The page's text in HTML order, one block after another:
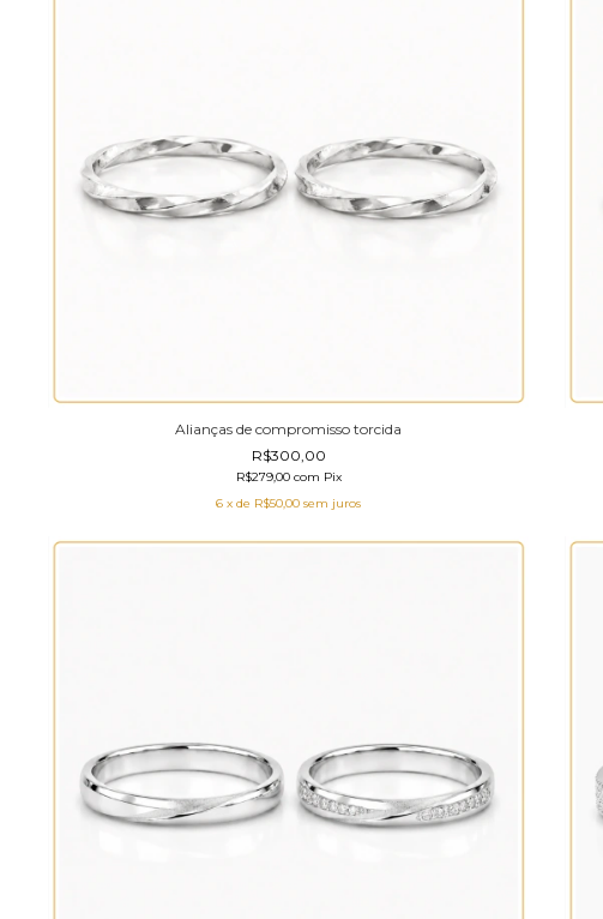
Alianças de compromisso torcida
R$300,00
R$279,00 com Pix
6 x de R$50,00 sem juros